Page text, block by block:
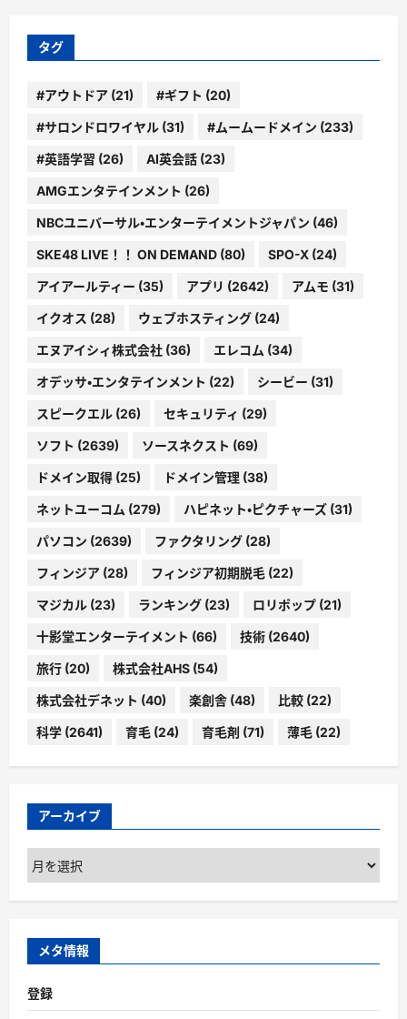
ー
タグ
#アウトドア (21) #ギフト (20)
#サロンドロワイヤル (31) #ムームードメイン (233)
#英語学習 (26) AI英会話 (23)
AMGエンタテインメント (26)
NBCユニバーサル・エンターテイメントジャパン (46)
SKE48 LIVE！！ ON DEMAND (80) SPO-X (24)
アイアールティー (35) アプリ (2642) アムモ (31)
イクオス (28) ウェブホスティング (24)
エヌアイシィ株式会社 (36) エレコム (34)
オデッサ・エンタテインメント (22) シービー (31)
スピークエル (26) セキュリティ (29)
ソフト (2639) ソースネクスト (69)
ドメイン取得 (25) ドメイン管理 (38)
ネットユーコム (279) ハピネット・ピクチャーズ (31)
パソコン (2639) ファクタリング (28)
フィンジア (28) フィンジア初期脱毛 (22)
マジカル (23) ランキング (23) ロリポップ (21)
十影堂エンターテイメント (66) 技術 (2640)
旅行 (20) 株式会社AHS (54)
株式会社デネット (40) 楽創舎 (48) 比較 (22)
科学 (2641) 育毛 (24) 育毛剤 (71) 薄毛 (22)
アーカイブ
ア
ー
カ
ブ
メタ情報
登録